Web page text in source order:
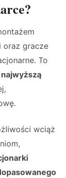
oraz gracze
To
najwyższą
wciąż